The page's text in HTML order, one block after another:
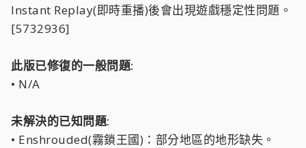
Instant Replay(即時重播)後會出現遊戲穩定性問題。
[5732936]
此版已修復的一般問題:
• N/A
未解決的已知問題:
• Enshrouded(霧鎖王國)：部分地區的地形缺失。